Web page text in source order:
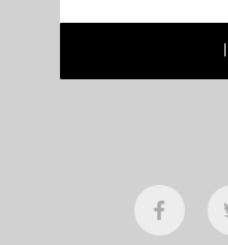
F
a
c